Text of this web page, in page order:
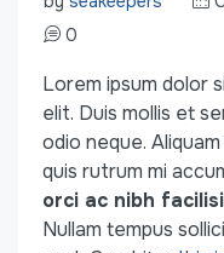
0
Lorem ipsum dolor
elit. Duis mollis et
odio neque.
quis rutrum mi
orci ac nibh
Nullam tempus